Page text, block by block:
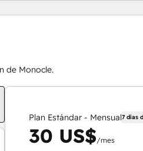
de Monocle.
Plan Estándar - Mensual7 días
30 US$/mes